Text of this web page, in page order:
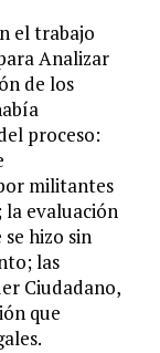
el trabajo
Analizar
de los
proceso:
militantes
la evaluación
hizo sin
las
Ciudadano,
que